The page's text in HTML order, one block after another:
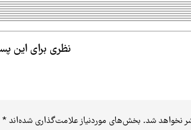
نظری برای این
نخواهد شد. بخش‌های موردنیاز علامت‌گذاری شده‌اند*